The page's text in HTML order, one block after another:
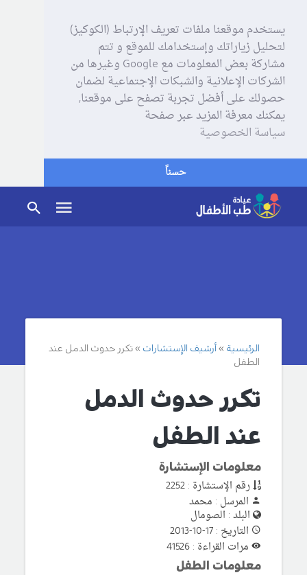
يستخدم موقعنا ملفات تعريف الإرتباط (الكوكيز)
لتحليل زياراتك وإستخدامك للموقع و تتم
مشاركة بعض المعلومات مع Google وغيرها من
الشركات الإعلانية والشبكات الإجتماعية لضمان
حصولك على أفضل تجربة تصفح على موقعنا,
يمكنك معرفة المزيد عبر صفحة
سياسة الخصوصية
حسناً
الرئيسية أرشيف الإستشارات
تكرر حدوث الدمل عند
الطفل
تكرر حدوث الدمل
عند الطفل
معلومات الإستشارة
رقم الإستشارة : 2252
المرسل : محمد
البلد : الصومال
التاريخ : 17-10-2013
مرات القراءة : 41526
معلومات الطفل